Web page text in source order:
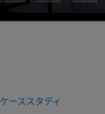
ケーススタディ